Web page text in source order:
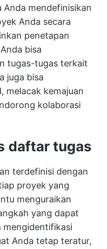
Anda mendefinisikan
Anda secara
penetapan
bisa
tugas-tugas terkait
juga bisa
melacak kemajuan
kolaborasi
daftar tugas
terdefinisi dengan
proyek yang
menguraikan
yang dapat
mengidentifikasi
Anda tetap teratur,